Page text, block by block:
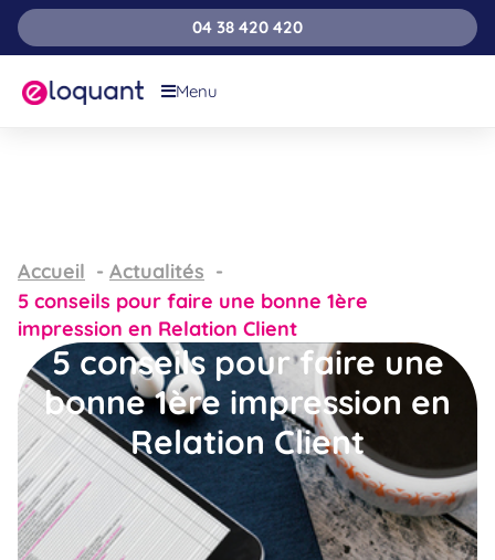
04 38 420 420
Menu
Accueil
Actualités
5 conseils pour faire une bonne 1ère
impression en Relation Client
5 conseils pour faire une
bonne 1ère impression en
Relation Client